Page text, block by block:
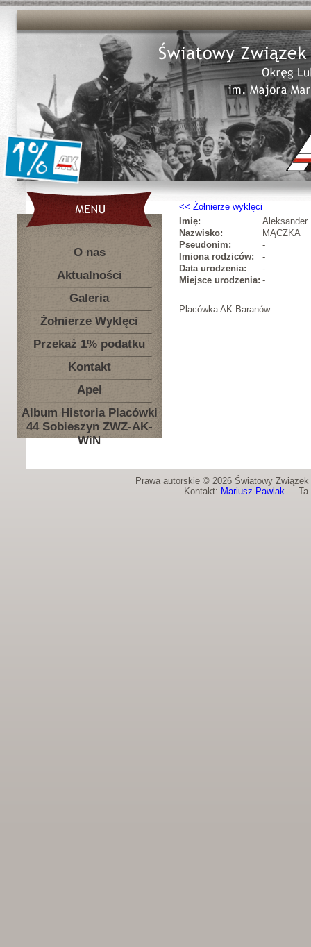
O nas
Aktualności
Galeria
Żołnierze Wyklęci
Przekaż 1% podatku
Kontakt
Apel
Album Historia Placówki
44 Sobieszyn ZWZ-AK-
WiN
Żołnierze wyklęci
Imię:
Aleksander
Nazwisko:
MĄCZKA
Pseudonim:
-
Imiona rodziców:
-
Data urodzenia:
-
Miejsce urodzenia: -
Placówka AK Baranów
Prawa autorskie © 2026 Światowy
Kontakt: Mariusz PawlakTa